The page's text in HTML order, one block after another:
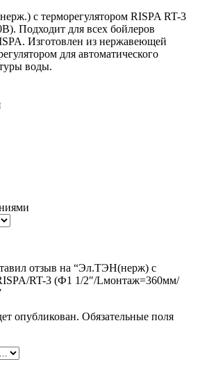
с терморегулятором RISPA RT-3
Подходит для всех бойлеров
Изготовлен из нержавеющей
для автоматического
воды.
отзыв на “Эл.ТЭН(нерж) с
RT-3 (Ф1 1/2″/Lмонтаж=360мм/
опубликован. Обязательные поля